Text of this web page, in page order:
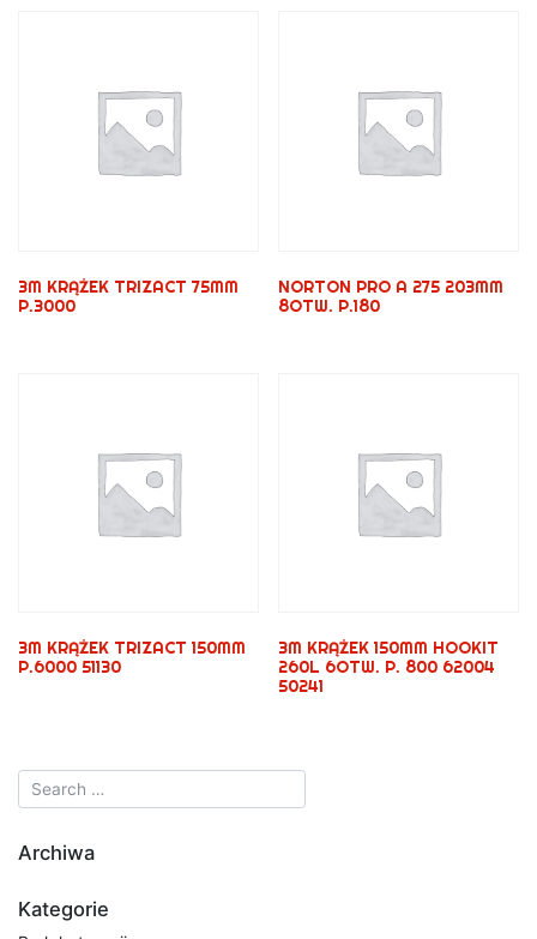
3M KRĄŻEK TRIZACT 75MM
P.3000
NORTON PRO A 275 203MM
8OTW. P.180
3M KRĄŻEK TRIZACT 150MM
P.6000 51130
3M KRĄŻEK 150MM HOOKIT
260L 6OTW. P. 800 62004
50241
Archiwa
Kategorie